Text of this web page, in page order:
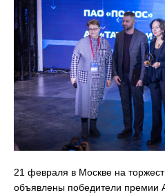
21 февраля в Москве на
объявлены победители премии